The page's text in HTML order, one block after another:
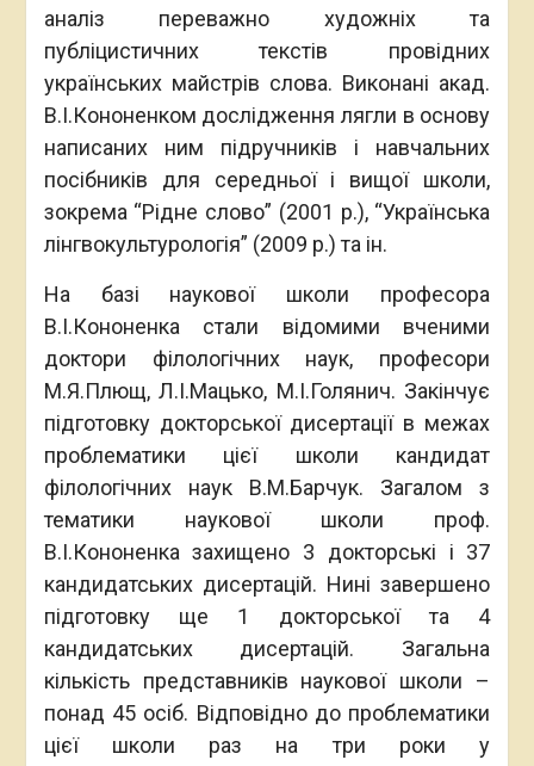
аналіз переважно художніх та
публіцистичних текстів провідних
українських майстрів слова. Виконані акад.
В.І.Кононенком дослідження лягли в основу
написаних ним підручників і навчальних
посібників для середньої і вищої школи,
зокрема “Рідне слово” (2001 р.), “Українська
лінгвокультурологія” (2009 р.) та ін.
На базі наукової школи професора
В.І.Кононенка стали відомими вченими
доктори філологічних наук, професори
М.Я.Плющ, Л.І.Мацько, М.І.Голянич. Закінчує
підготовку докторської дисертації в межах
проблематики цієї школи кандидат
філологічних наук В.М.Барчук. Загалом з
тематики наукової школи проф.
В.І.Кононенка захищено 3 докторські і 37
кандидатських дисертацій. Нині завершено
підготовку ще 1 докторської та 4
кандидатських дисертацій. Загальна
кількість представників наукової школи –
понад 45 осіб. Відповідно до проблематики
цієї школи раз на три роки у